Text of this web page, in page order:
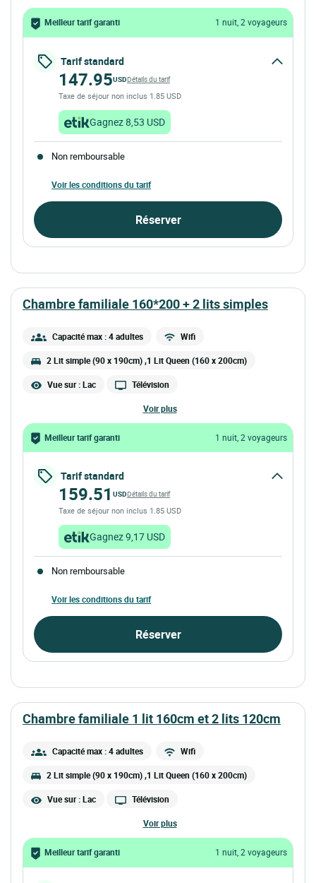
Meilleur tarif garanti 1 nuit, 2 voyageurs
Tarif standard
147.95USDDétails du tarif
Taxe de séjour non inclus 1.85 USD
Gagnez 8,53 USD
Non remboursable
Voir les conditions du tarif
Réserver
chambre familiale 160*200 + 2 lits simples
Capacité max : 4 adultes Wifi
2 Lit simple (90 x 190cm) ,1 Lit Queen (160 x 200cm)
Vue sur : Lac Télévision
voir plus
Meilleur tarif garanti 1 nuit, 2 voyageurs
Tarif standard
159.51 USDDétails du tarif
Taxe de séjour non inclus 1.85 USD
Gagnez 9,17 USD
Non remboursable
Voir les conditions du tarif
Réserver
chambre familiale 1 lit 160cm et 2 lits 120cm
Capacité max : 4 adultes Wifi
2 Lit simple (90 x 190cm) ,1 Lit Queen (160 x 200cm)
Vue sur : Lac Télévision
voir plus
Meilleur tarif garanti 1 nuit, 2 voyageurs